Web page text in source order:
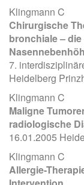
Klingmann C
Chirurgische
bronchiale –
7.
Heidelberg
Klingmann C
Maligne
radiologische
16.01.2005
Klingmann C
Allergie-